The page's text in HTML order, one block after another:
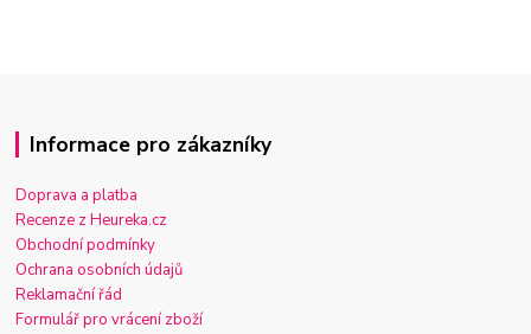
Informace pro zákazníky
Doprava a platba
Recenze z Heureka.cz
Obchodní podmínky
Ochrana osobních údajů
Reklamační řád
Formulář pro vrácení zboží